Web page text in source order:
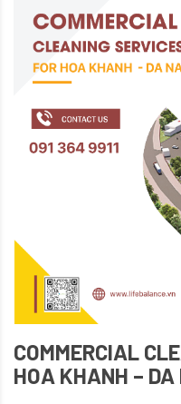
COMMERCIAL
HOA KHANH – DA